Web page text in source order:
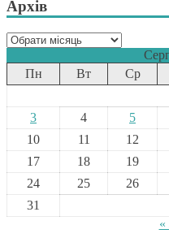
Архів
Архів
Пн
Вт Ср
3
4 5
10
11 12
17
18 19
24
25 26
31